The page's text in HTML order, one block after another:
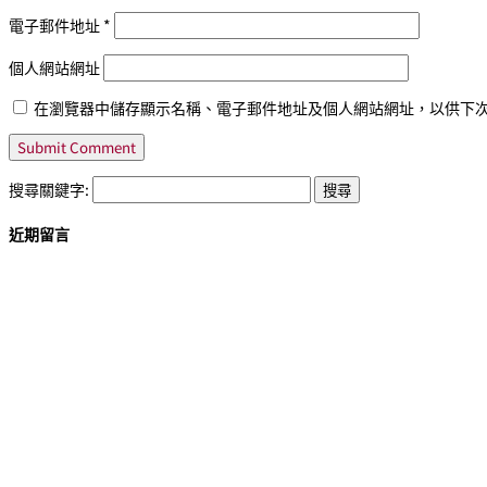
電子郵件地址 *
個人網站網址
在瀏覽器中儲存顯示名稱、電子郵件地址及個人網站網址，以供下
搜尋關鍵字:
近期留言